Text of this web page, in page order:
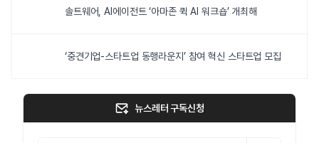
솔트웨어, AI에이전트 ‘아마존 퀵 AI 워크숍’ 개최해
‘중견기업-스타트업 동행라운지’ 참여 혁신 스타트업 모집
뉴스레터 구독신청